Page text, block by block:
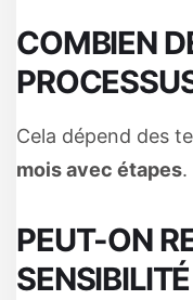
COMBIEN
Cela dépend des
mois avec étapes.
PEUT-ON